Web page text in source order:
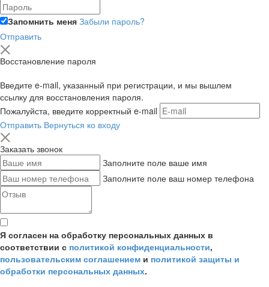
Запомнить меня Забыли пароль?
Отправить
Восстановление пароля
Введите e-mail, указанный при регистрации, и мы вышлем
ссылку для восстановления пароля.
Пожалуйста, введите корректный e-mail
Отправить Вернуться ко входу
Заказать звонок
Заполните поле ваше имя
Заполните поле ваш номер телефона
Я согласен на обработку персональных данных в
соответствии с политикой конфиденциальности,
пользовательским соглашением и политикой защиты и
обработки персональных данных.